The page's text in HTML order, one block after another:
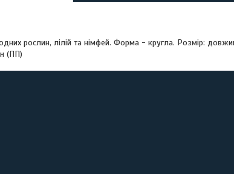
рослин, лілій та німфей. Форма - кругла. Розмір:
(ПП)